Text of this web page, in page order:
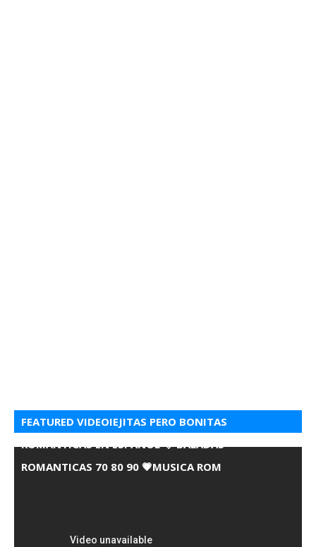
FEATURED VIDEOIEJITAS PERO BONITAS
ROMANTICAS EN ESPANOL 💘 BALADAS
ROMANTICAS 70 80 90 💗MUSICA ROM